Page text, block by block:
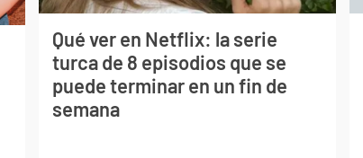
Qué ver en Netflix: la serie
turca de 8 episodios que se
puede terminar en un fin de
semana